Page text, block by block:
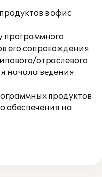
в офис
программного
его сопровождения
отраслевого
начала ведения
продуктов
обеспечения на